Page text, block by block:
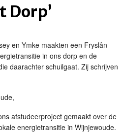
Dorp’
en Ymke maakten een Fryslân
in ons dorp en de
daarachter schuilgaat. Zij schrijven
afstudeerproject gemaakt over de
energietransitie in Wijnjewoude.